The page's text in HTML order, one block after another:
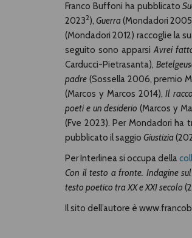
Franco Buffoni ha pubblicato
20232),Guerra(Mondadori
(Mondadori 2012) raccoglie la
seguito sono apparsiAvrei
Carducci-Pietrasanta),
padre (Sossella 2006, premio
(Marcos y Marcos 2014),Il
poeti e un desiderio (Marcos y
(Fve 2023). Per Mondadori ha
pubblicato il saggio Giustizia
Per Interlinea si occupa della
Con il testo a fronte. Indagine
testo poetico tra XX e XXI secolo
Il sito dell’autore è